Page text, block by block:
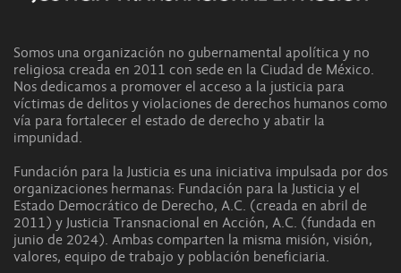
Somos una organización no gubernamental apolítica y no
religiosa creada en 2011 con sede en la Ciudad de México.
Nos dedicamos a promover el acceso a la justicia para
víctimas de delitos y violaciones de derechos humanos como
vía para fortalecer el estado de derecho y abatir la
impunidad.
Fundación para la Justicia es una iniciativa impulsada por dos
organizaciones hermanas: Fundación para la Justicia y el
Estado Democrático de Derecho, A.C. (creada en abril de
2011) y Justicia Transnacional en Acción, A.C. (fundada en
junio de 2024). Ambas comparten la misma misión, visión,
valores, equipo de trabajo y población beneficiaria.